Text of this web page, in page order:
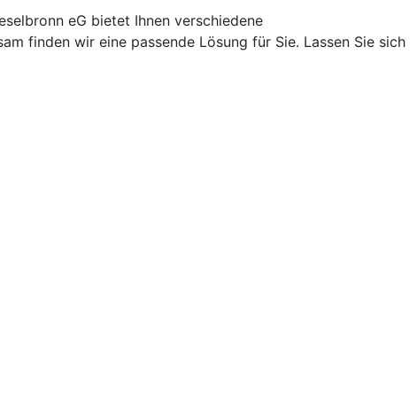
eG bietet Ihnen verschiedene
finden wir eine passende Lösung für Sie. Lassen Sie sich